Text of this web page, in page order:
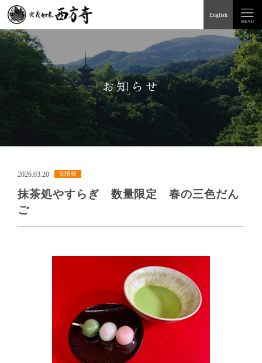
English
お知らせ
2026.03.20 旬情報
抹茶処やすらぎ 数量限定 春の三色だん
ご